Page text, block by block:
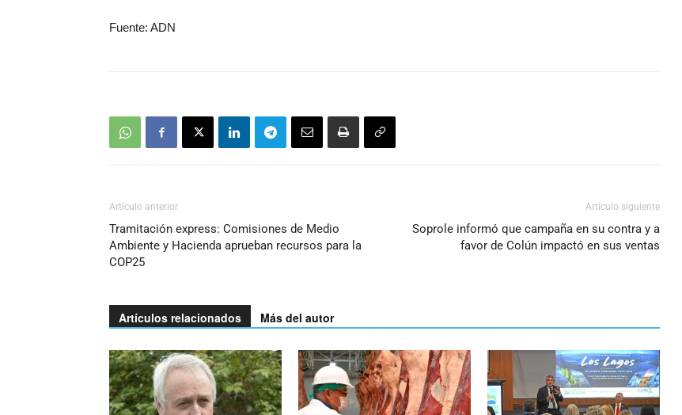
Fuente: ADN
Artículo anterior
Tramitación express: Comisiones de Medio
Ambiente y Hacienda aprueban recursos para la
COP25
Artículo siguiente
Soprole informó que campaña en su contra y a
favor de Colún impactó en sus ventas
Artículos relacionados Más del autor